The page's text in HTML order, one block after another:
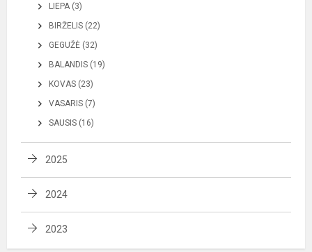
LIEPA (3)
BIRŽELIS (22)
GEGUŽĖ (32)
BALANDIS (19)
KOVAS (23)
VASARIS (7)
SAUSIS (16)
2025
2024
2023